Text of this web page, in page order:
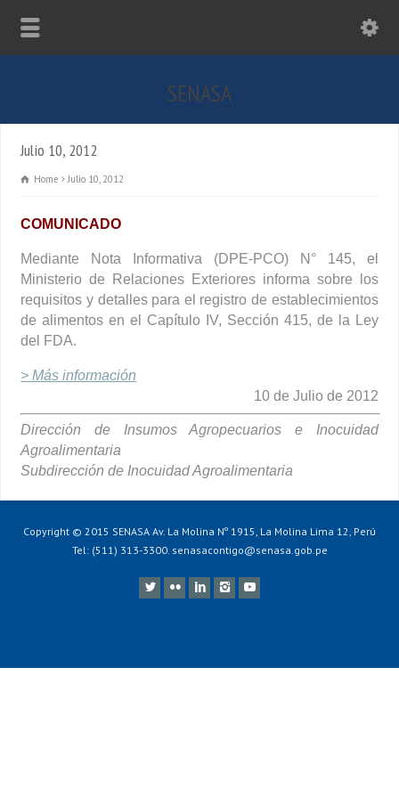
SENASA
Julio 10, 2012
Home Julio 10, 2012
COMUNICADO
Mediante Nota Informativa (DPE-PCO) N° 145, el
Ministerio de Relaciones Exteriores informa sobre los
requisitos y detalles para el registro de establecimientos
de alimentos en el Capítulo IV, Sección 415, de la Ley
del FDA.
> Más información
10 de Julio de 2012
Dirección de Insumos Agropecuarios e Inocuidad
Agroalimentaria
Subdirección de Inocuidad Agroalimentaria
Copyright © 2015 SENASA Av. La Molina Nº 1915, La Molina Lima 12, Perú
Tel: (511) 313-3300. senasacontigo@senasa.gob.pe